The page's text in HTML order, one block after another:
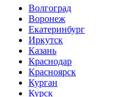
Волгоград
Воронеж
Екатеринбург
Иркутск
Казань
Краснодар
Красноярск
Курган
Курск